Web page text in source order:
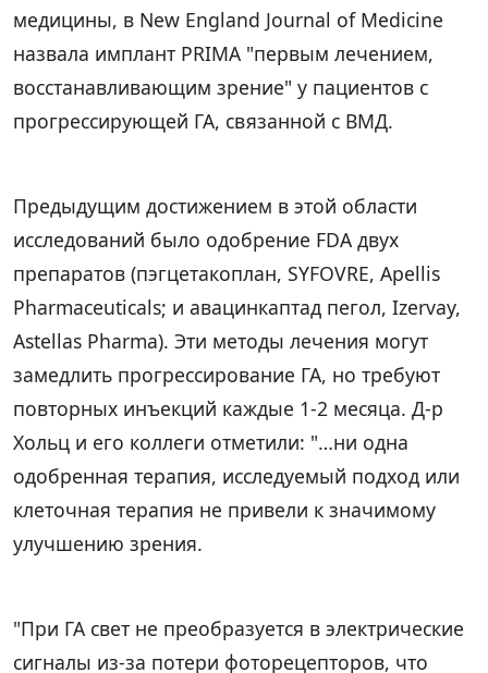
медицины, в New England Journal of Medicine
назвала имплант PRIMA "первым лечением,
восстанавливающим зрение" у пациентов с
прогрессирующей ГА, связанной с ВМД.
Предыдущим достижением в этой области
исследований было одобрение FDA двух
препаратов (пэгцетакоплан, SYFOVRE, Apellis
Pharmaceuticals; и авацинкаптад пегол, Izervay,
Astellas Pharma). Эти методы лечения могут
замедлить прогрессирование ГА, но требуют
повторных инъекций каждые 1-2 месяца. Д-р
Хольц и его коллеги отметили: "…ни одна
одобренная терапия, исследуемый подход или
клеточная терапия не привели к значимому
улучшению зрения.
"При ГА свет не преобразуется в электрические
сигналы из-за потери фоторецепторов, что